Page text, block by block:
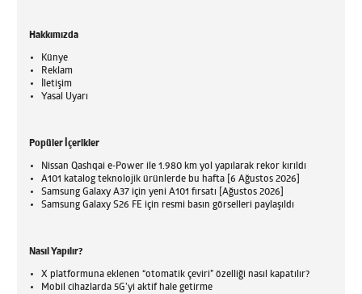
Hakkımızda
Künye
Reklam
İletişim
Yasal Uyarı
Popüler İçerikler
Nissan Qashqai e-Power ile 1.980 km yol yapılarak rekor kırıldı
A101 katalog teknolojik ürünlerde bu hafta [6 Ağustos 2026]
Samsung Galaxy A37 için yeni A101 fırsatı [Ağustos 2026]
Samsung Galaxy S26 FE için resmi basın görselleri paylaşıldı
Nasıl Yapılır?
X platformuna eklenen “otomatik çeviri” özelliği nasıl kapatılır?
Mobil cihazlarda 5G’yi aktif hale getirme